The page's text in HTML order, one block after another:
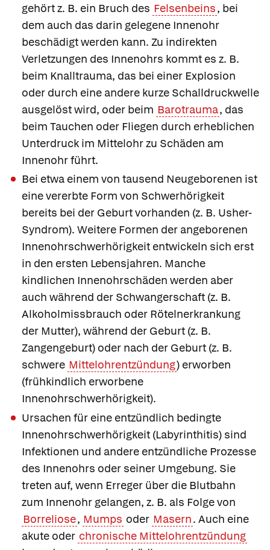
gehört z. B. ein Bruch des Felsenbeins, bei
dem auch das darin gelegene Innenohr
beschädigt werden kann. Zu indirekten
Verletzungen des Innenohrs kommt es z. B.
beim Knalltrauma, das bei einer Explosion
oder durch eine andere kurze Schalldruckwelle
ausgelöst wird, oder beim Barotrauma, das
beim Tauchen oder Fliegen durch erheblichen
Unterdruck im Mittelohr zu Schäden am
Innenohr führt.
Bei etwa einem von tausend Neugeborenen ist
eine vererbte Form von Schwerhörigkeit
bereits bei der Geburt vorhanden (z. B. Usher-
Syndrom). Weitere Formen der angeborenen
Innenohrschwerhörigkeit entwickeln sich erst
in den ersten Lebensjahren. Manche
kindlichen Innenohrschäden werden aber
auch während der Schwangerschaft (z. B.
Alkoholmissbrauch oder Rötelnerkrankung
der Mutter), während der Geburt (z. B.
Zangengeburt) oder nach der Geburt (z. B.
schwere Mittelohrentzündung) erworben
(frühkindlich erworbene
Innenohrschwerhörigkeit).
Ursachen für eine entzündlich bedingte
Innenohrschwerhörigkeit (Labyrinthitis) sind
Infektionen und andere entzündliche Prozesse
des Innenohrs oder seiner Umgebung. Sie
treten auf, wenn Erreger über die Blutbahn
zum Innenohr gelangen, z. B. als Folge von
Borreliose, Mumps oder Masern. Auch eine
akute oder chronische Mittelohrentzündung